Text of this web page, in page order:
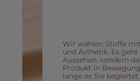
Wir wählen Stoffe
und Ästhetik. Es
Aussehen, sondern
Produkt in
lange es Sie begleitet.